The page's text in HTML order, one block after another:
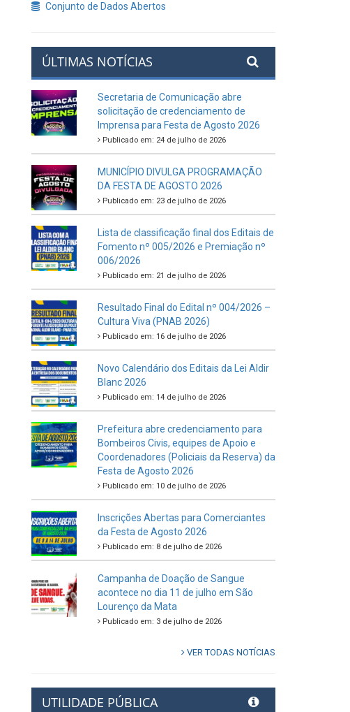
Conjunto de Dados Abertos
ÚLTIMAS NOTÍCIAS
Secretaria de Comunicação abre
solicitação de credenciamento de
Imprensa para Festa de Agosto 2026
Publicado em: 24 de julho de 2026
MUNICÍPIO DIVULGA PROGRAMAÇÃO
DA FESTA DE AGOSTO 2026
Publicado em: 23 de julho de 2026
Lista de classificação final dos Editais de
Fomento nº 005/2026 e Premiação nº
006/2026
Publicado em: 21 de julho de 2026
Resultado Final do Edital nº 004/2026 –
Cultura Viva (PNAB 2026)
Publicado em: 16 de julho de 2026
Novo Calendário dos Editais da Lei Aldir
Blanc 2026
Publicado em: 14 de julho de 2026
Prefeitura abre credenciamento para
Bombeiros Civis, equipes de Apoio e
Coordenadores (Policiais da Reserva) da
Festa de Agosto 2026
Publicado em: 10 de julho de 2026
Inscrições Abertas para Comerciantes
da Festa de Agosto 2026
Publicado em: 8 de julho de 2026
Campanha de Doação de Sangue
acontece no dia 11 de julho em São
Lourenço da Mata
Publicado em: 3 de julho de 2026
VER TODAS NOTÍCIAS
UTILIDADE PÚBLICA